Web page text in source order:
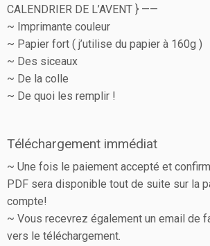
CALENDRIER DE L’AVENT } ——
~ Imprimante couleur
~ Papier fort ( j’utilise du papier à 160g )
~ Des siceaux
~ De la colle
~ De quoi les remplir !
Téléchargement immédiat
~ Une fois le paiement accepté et
PDF sera disponible tout de suite sur la
compte!
~ Vous recevrez également un email de
vers le téléchargement.